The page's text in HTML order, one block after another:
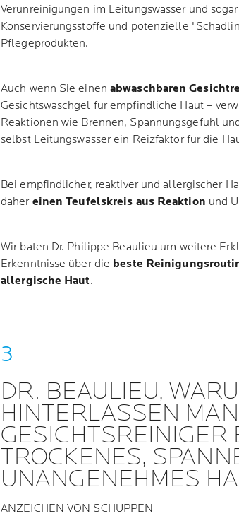
Verunreinigungen im Leitungswasser und
Konservierungsstoffe und potenzielle
Pflegeprodukten.
Auch wenn Sie einen abwaschbaren
Gesichtswaschgel für empfindliche Haut –
Reaktionen wie Brennen, Spannungsgefühl
selbst Leitungswasser ein Reizfaktor für die
Bei empfindlicher, reaktiver und allergischer
daher einen Teufelskreis aus Reaktion und
Wir baten Dr. Philippe Beaulieu um weitere
Erkenntnisse über die beste
allergische Haut.
DR. BEAULIEU,
HINTERLASSEN
GESICHTSREINIGER
TROCKENES,
UNANGENEHMES
ANZEICHEN VON SCHUPPEN